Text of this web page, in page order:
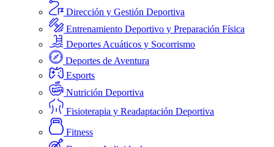
Dirección y Gestión Deportiva
Entrenamiento Deportivo y Preparación Física
Deportes Acuáticos y Socorrismo
Deportes de Aventura
Esports
Nutrición Deportiva
Fisioterapia y Readaptación Deportiva
Fitness